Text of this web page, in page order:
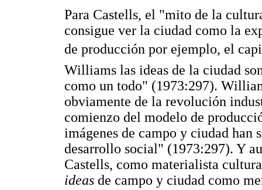
Para Castells, el "mito de la
consigue ver la ciudad como la
de producción por ejemplo, el
Williams las ideas de la ciudad
como un todo" (1973:297).
obviamente de la revolución
comienzo del modelo de
imágenes de campo y ciudad han
desarrollo social" (1973:297). Y
Castells, como materialista
ideas de campo y ciudad como